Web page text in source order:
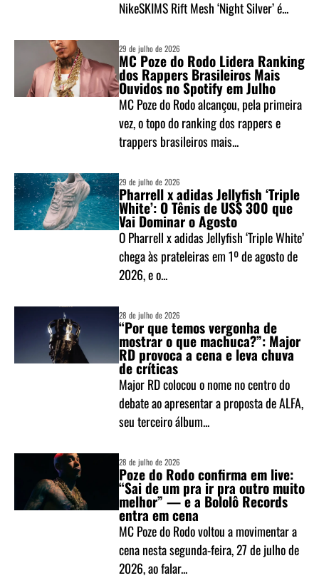
NikeSKIMS Rift Mesh ‘Night Silver’ é...
29 de julho de 2026
MC Poze do Rodo Lidera Ranking
dos Rappers Brasileiros Mais
Ouvidos no Spotify em Julho
MC Poze do Rodo alcançou, pela primeira
vez, o topo do ranking dos rappers e
trappers brasileiros mais...
29 de julho de 2026
Pharrell x adidas Jellyfish ‘Triple
White’: O Tênis de US$ 300 que
Vai Dominar o Agosto
O Pharrell x adidas Jellyfish ‘Triple White’
chega às prateleiras em 1º de agosto de
2026, e o...
28 de julho de 2026
“Por que temos vergonha de
mostrar o que machuca?”: Major
RD provoca a cena e leva chuva
de críticas
Major RD colocou o nome no centro do
debate ao apresentar a proposta de ALFA,
seu terceiro álbum...
28 de julho de 2026
Poze do Rodo confirma em live:
“Sai de um pra ir pra outro muito
melhor” — e a Bololô Records
entra em cena
MC Poze do Rodo voltou a movimentar a
cena nesta segunda-feira, 27 de julho de
2026, ao falar...